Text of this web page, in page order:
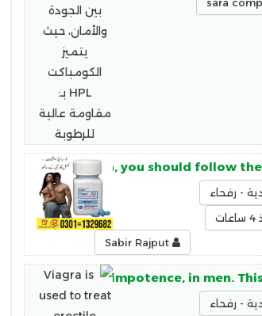
Viagra, you should follow
- رفحاء
known as impotence, in men.
- رفحاء